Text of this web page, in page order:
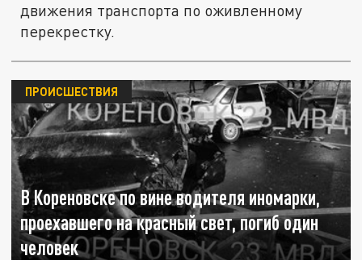
движения транспорта по оживленному
перекрестку.
В Кореновске по вине водителя иномарки,
проехавшего на красный свет, погиб один
человек
ПРОИСШЕСТВИЯ